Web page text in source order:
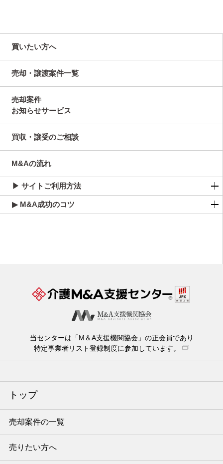
買いたい方へ
売却・譲渡案件一覧
売却案件
お知らせサービス
買収・譲受のご相談
M&Aの流れ
▶ サイトご利用方法
▶ M&A成功のコツ
当センターは「M＆A支援機関協会」の正会員であり
特定事業者リスト登録制度に参加しています。
トップ
売却案件の一覧
売りたい方へ